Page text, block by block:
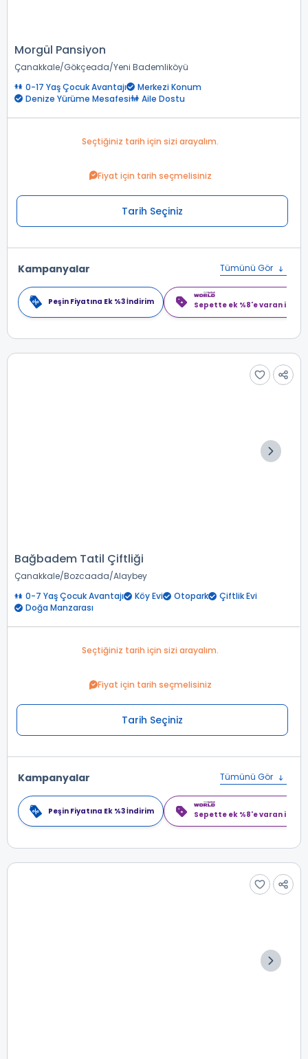
Morgül Pansiyon
Çanakkale Gökçeada Yeni Bademliköyü
0-17 Yaş Çocuk Avantajı
Merkezi Konum
Denize Yürüme Mesafesi
Aile Dostu
Seçtiğiniz tarih için sizi arayalım.
Fiyat için tarih seçmelisiniz
Tarih Seçiniz
Kampanyalar Tümünü Gör
Peşin Fiyatına Ek %3 İndirim Sepette ek %8'e varan
Bağbadem Tatil Çiftliği
Çanakkale Bozcaada Alaybey
0-7 Yaş Çocuk Avantajı
Köy Evi Otopark
Çiftlik Evi
Doğa Manzarası
Seçtiğiniz tarih için sizi arayalım.
Fiyat için tarih seçmelisiniz
Tarih Seçiniz
Kampanyalar Tümünü Gör
Peşin Fiyatına Ek %3 İndirim Sepette ek %8'e varan